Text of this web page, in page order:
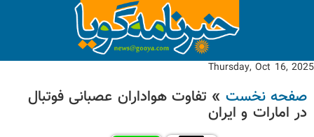
Thursday, Oct 16, 2025
صفحه نخست » تفاوت هواداران عصبانی فوتبال
در امارات و ایران